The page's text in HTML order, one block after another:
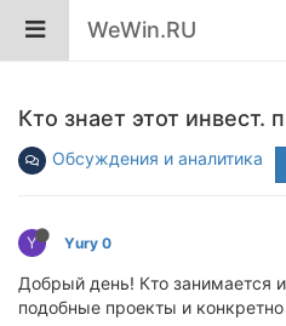
WeWin.RU
Кто знает этот инвест.
Обсуждения и аналитика
Y Yury 0
Добрый день! Кто занимается
подобные проекты и конкретно